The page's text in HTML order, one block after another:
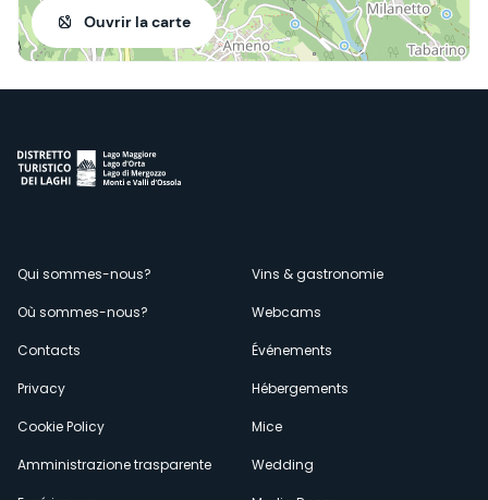
Ouvrir la carte
Menù
secondario
Qui sommes-nous?
Où sommes-nous?
Contacts
Privacy
Cookie Policy
Amministrazione trasparente
Vins & gastronomie
Webcams
Événements
Hébergements
Mice
Wedding